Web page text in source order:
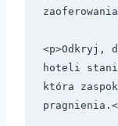
<p>Odkryj,
hoteli
która